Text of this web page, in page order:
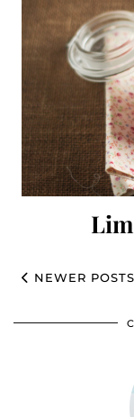
NEWER POSTS